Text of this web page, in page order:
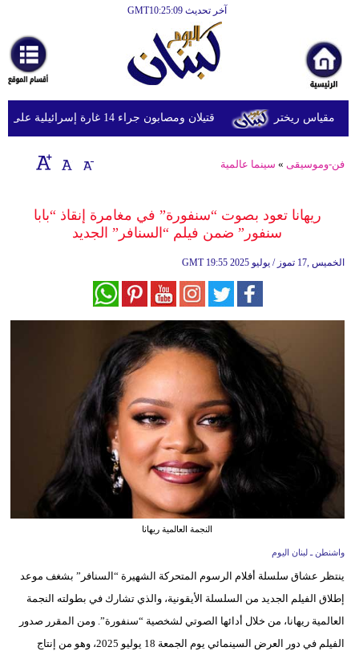
آخر تحديث GMT10:25:09
أخبارعاجلة
رياضة
ثقافة
إقتصاد
وموسيقى
أزياء
إسلامية
قتيلان ومصابون جراء 14 غارة إسرائيلية على شرق وجنوب لبنان
فن-وموسيقى » سينما عالمية
ريهانا تعود بصوت “سنفورة” في مغامرة إنقاذ “بابا
سنفور” ضمن فيلم “السنافر” الجديد
GMT 19:55 2025 الخميس ,17 تموز / يوليو
النجمة العالمية ريهانا
واشنطن ـ لبنان اليوم
ينتظر عشاق سلسلة أفلام الرسوم المتحركة الشهيرة “السنافر” بشغف موعد
إطلاق الفيلم الجديد من السلسلة الأيقونية، والذي تشارك في بطولته النجمة
العالمية ريهانا، من خلال أدائها الصوتي لشخصية “سنفورة”. ومن المقرر صدور
الفيلم في دور العرض السينمائي يوم الجمعة 18 يوليو 2025، وهو من إنتاج